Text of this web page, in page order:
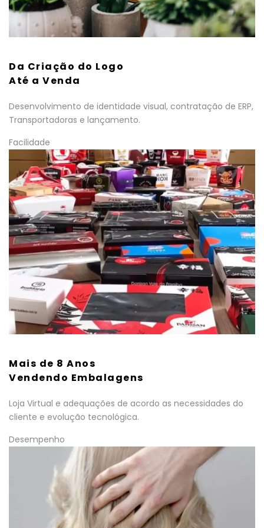
Da Criação do Logo
Até a Venda
Desenvolvimento de identidade visual, contratação de ERP,
Transportadoras e lançamento.
Facilidade
Mais de 8 Anos
Vendendo Embalagens
Loja Virtual e adequações de acordo as necessidades do
cliente e evolução tecnológica.
Desempenho